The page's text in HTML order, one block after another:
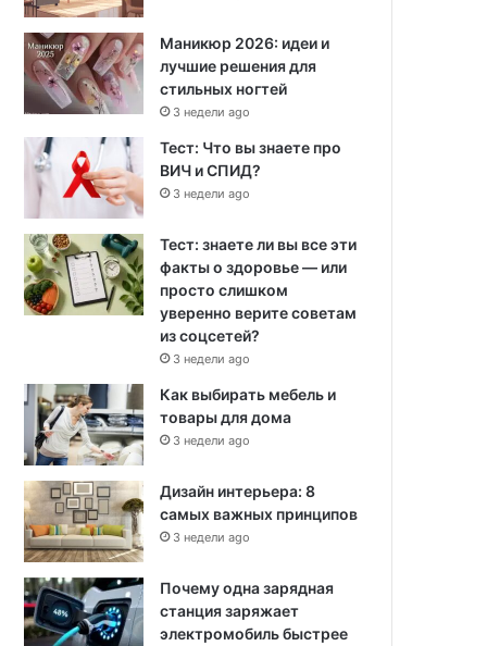
Маникюр 2026: идеи и
лучшие решения для
стильных ногтей
3 недели ago
Тест: Что вы знаете про
ВИЧ и СПИД?
3 недели ago
Тест: знаете ли вы все эти
факты о здоровье — или
просто слишком
уверенно верите советам
из соцсетей?
3 недели ago
Как выбирать мебель и
товары для дома
3 недели ago
Дизайн интерьера: 8
самых важных принципов
3 недели ago
Почему одна зарядная
станция заряжает
электромобиль быстрее